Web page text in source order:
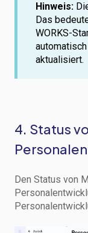
Hinweis:
Das
WORKS-
aktualisiert.
4. Status
Den Status von